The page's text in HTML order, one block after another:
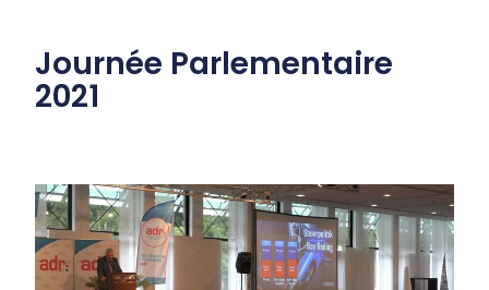
Journée Parlementaire
2021